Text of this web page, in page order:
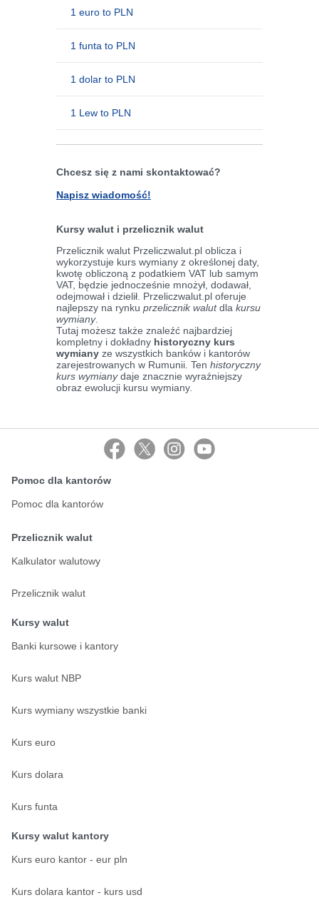
1 euro to PLN
1 funta to PLN
1 dolar to PLN
1 Lew to PLN
Chcesz się z nami skontaktować?
Napisz wiadomość!
Kursy walut i przelicznik walut
Przelicznik walut Przeliczwalut.pl oblicza i
wykorzystuje kurs wymiany z określonej daty,
kwotę obliczoną z podatkiem VAT lub samym
VAT, będzie jednocześnie mnożył, dodawał,
odejmował i dzielił. Przeliczwalut.pl oferuje
najlepszy na rynku przelicznik walutdla kursu
wymiany.
Tutaj możesz także znaleźć najbardziej
kompletny i dokładny historyczny kurs
wymiany ze wszystkich banków i kantorów
zarejestrowanych w Rumunii. Ten historyczny
kurs wymianydaje znacznie wyraźniejszy
obraz ewolucji kursu wymiany.
Pomoc dla kantorów
Pomoc dla kantorów
Przelicznik walut
Kalkulator walutowy
Przelicznik walut
Kursy walut
Banki kursowe i kantory
Kurs walut NBP
Kurs wymiany wszystkie banki
Kurs euro
Kurs dolara
Kurs funta
Kursy walut kantory
Kurs euro kantor - eur pln
Kurs dolara kantor - kurs usd